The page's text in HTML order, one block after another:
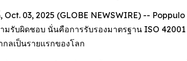
Oct. 03, 2025 (GLOBE NEWSWIRE) --
รับผิดชอบ นั่นคือการรับรองมาตรฐาน ISO
ลเป็นรายแรกของโลก